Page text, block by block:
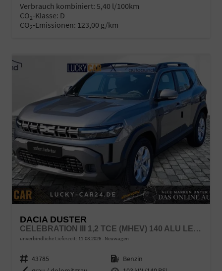
Verbrauch kombiniert: 5,40 l/100km
CO2-Klasse: D
CO2-Emissionen: 123,00 g/km
DACIA DUSTER
CELEBRATION III 1,2 TCE (MHEV) 140 ALU LED LINK LR
unverbindliche Lieferzeit: 11.08.2026 Neuwagen
Fahrzeugnr. 43785 Kraftstoff Benzin